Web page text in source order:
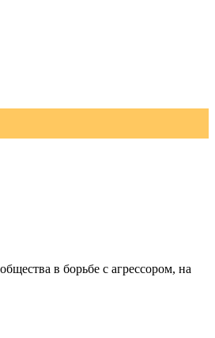
в борьбе с агрессором, на